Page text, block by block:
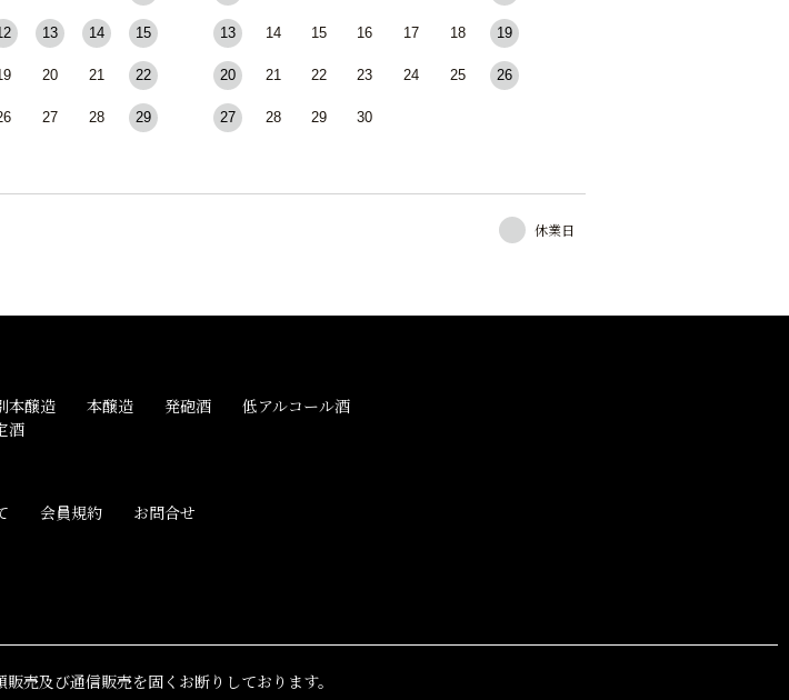
13 14 15
20 21 22
27 28 29
13 14 15 16 17 18 19
20 21 22 23 24 25 26
27 28 29 30
休業日
本醸造 本醸造 発砲酒
低アルコール酒
酒
会員規約 お問合せ
売及び通信販売を固くお断りしております。